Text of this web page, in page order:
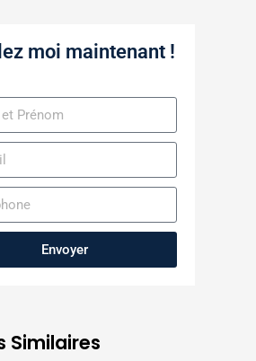
moi maintenant !
Envoyer
Similaires